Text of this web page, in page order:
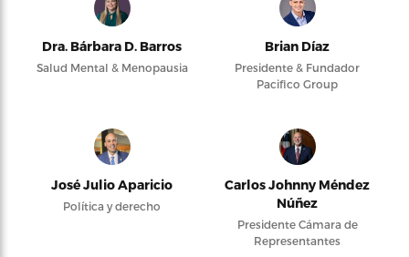
Dra. Bárbara D. Barros
Salud Mental & Menopausia
Brian Díaz
Presidente & Fundador
Pacifico Group
José Julio Aparicio
Política y derecho
Carlos Johnny Méndez
Núñez
Presidente Cámara de
Representantes